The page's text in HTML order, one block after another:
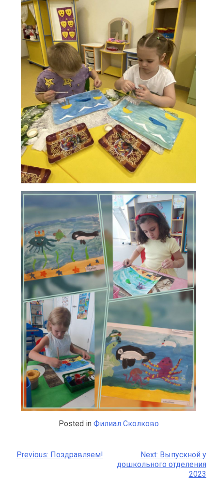
Posted in Филиал Сколково
Навигация
Previous: Поздравляем! Next: Выпускной у
дошкольного отделения
2023